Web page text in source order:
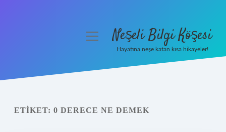
Yasal Uyarı
menüyüNeşeli Bilgi Köşesi
Hayatına neşe katan kısa hikayeler!
ETIKET: 0 DERECE NE DEMEK